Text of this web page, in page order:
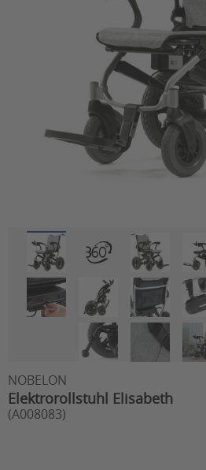
NOBELON
Elektrorollstuhl Elisabeth
(A008083)